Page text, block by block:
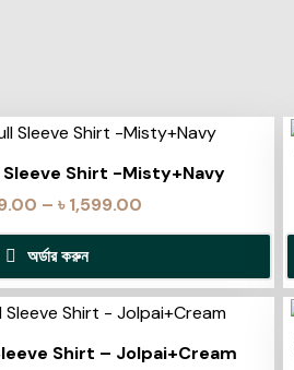
Sleeve Shirt -Misty+Navy
– ৳1,599.00
অর্ডার করুন
Shirt – Jolpai+Cream